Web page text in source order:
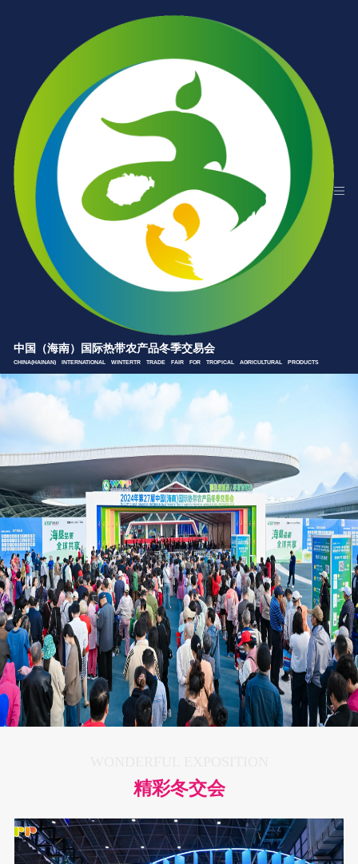
中国（海南）国际热带农产品冬季交易会
CHINA(HAINAN) INTERNATIONAL WINTERTR TRADE FAIR FOR TROPICAL AGRICULTURAL PRODUCTS
精彩冬交会